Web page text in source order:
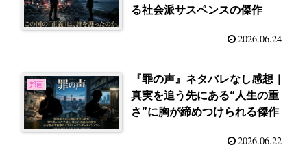
る社会派サスペンスの傑作
2026.06.24
邦画
『罪の声』ネタバレなし感想｜
真実を追う先にある“人生の重
さ”に胸が締めつけられる傑作
2026.06.22